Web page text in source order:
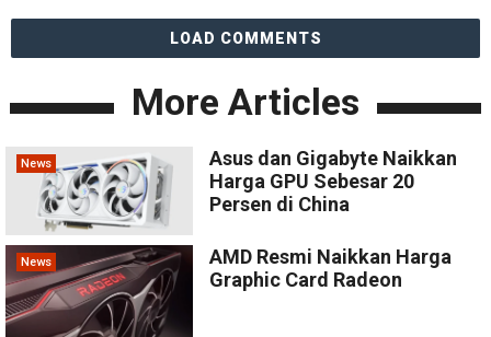
LOAD COMMENTS
More Articles
News
Asus dan Gigabyte Naikkan
Harga GPU Sebesar 20
Persen di China
News
AMD Resmi Naikkan Harga
Graphic Card Radeon